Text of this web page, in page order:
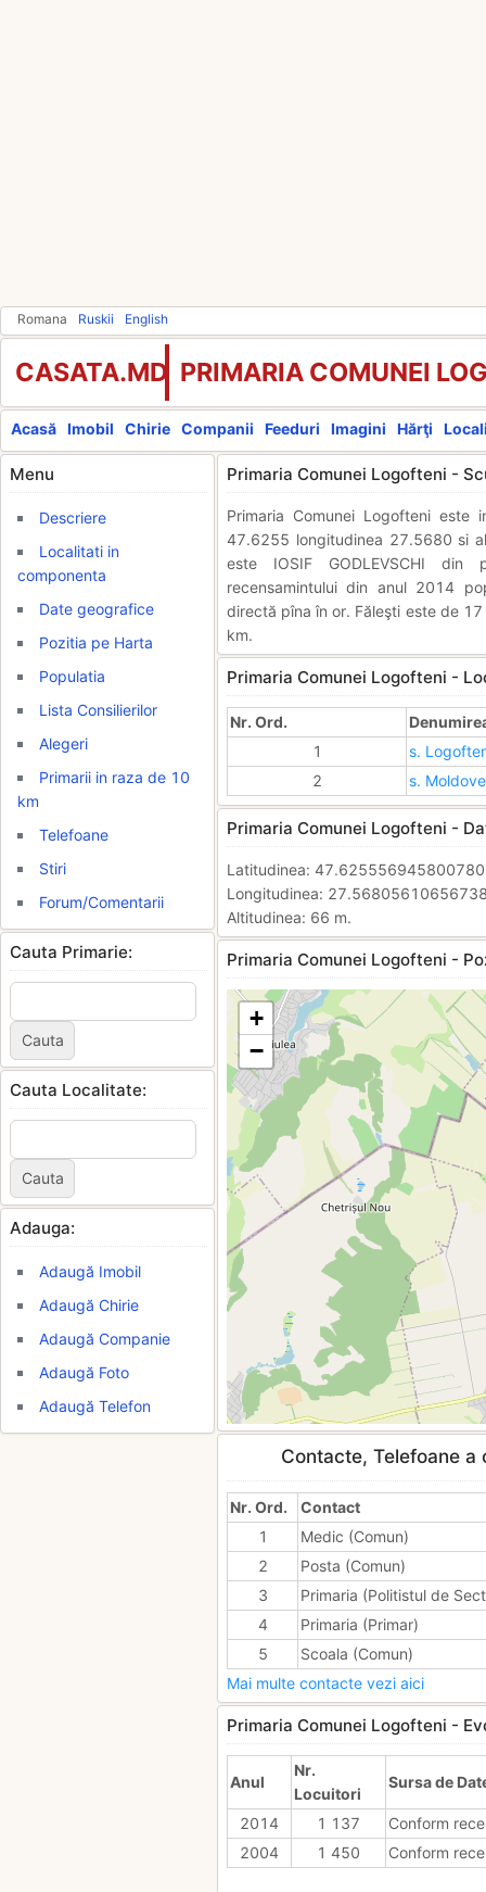
Romana Ruskii English
CASATA.MD PRIMARIA COMUNEI
Acasă Imobil Chirie Companii Feeduri Imagini Hărţi
Menu
Descriere
Localitati in
componenta
Date geografice
Pozitia pe Harta
Populatia
Lista Consilierilor
Alegeri
Primarii in raza de 10
km
Telefoane
Stiri
Forum/Comentarii
Cauta Primarie:
Cauta Localitate:
Adauga:
Adaugă Imobil
Adaugă Chirie
Adaugă Companie
Adaugă Foto
Adaugă Telefon
Primaria Comunei Logofteni -
Primaria Comunei Logofteni este
47.6255 longitudinea 27.5680 si
este IOSIF GODLEVSCHI
recensamintului din anul 2014
directă pîna în or. Făleşti este de
km.
Primaria Comunei Logofteni -
Nr. Ord.
1
s.
2
s.
Primaria Comunei Logofteni -
Latitudinea:
Longitudinea:
Altitudinea: 66 m.
Primaria Comunei Logofteni -
+
−
Contacte, Telefoane
Nr. Ord.
Contact
1
Medic (Comun)
2
Posta (Comun)
3
Primaria (Politistul de
4
Primaria (Primar)
5
Scoala (Comun)
Mai multe contacte vezi aici
Primaria Comunei Logofteni -
Anul
Nr.
Locuitori
Sursa de
2014 1 137
Conform
2004
1 450 Conform